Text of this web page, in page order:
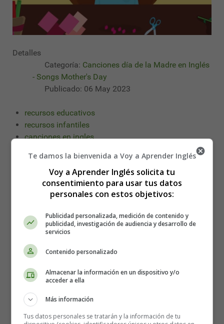
Detalles
Categoría: Canciones día de la Madre en Inglés
- Songs Mother's Day
Publicado: 06 May 2023
recursos educativos
recursos infantiles
canciones en ingles
english songs
songs for children
canciones dia de la madre en Ingles
songs mother's day
Leer más: On Mother's Day - Canciones para Niños en
Inglés
Happy Mother's Day - Canciones
para Niños en Inglés
Te damos la bienvenida a Voy a Aprender Inglés
Voy a Aprender Inglés solicita tu
consentimiento para usar tus datos
personales con estos objetivos:
Publicidad personalizada, medición de contenido y
publicidad, investigación de audiencia y desarrollo de
servicios
Contenido personalizado
Almacenar la información en un dispositivo y/o
acceder a ella
Más información
Tus datos personales se tratarán y la información de tu